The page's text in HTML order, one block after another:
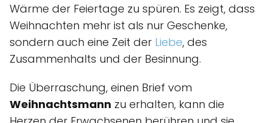
Wärme der Feiertage zu spüren. Es zeigt, dass
Weihnachten mehr ist als nur Geschenke,
sondern auch eine Zeit der Liebe, des
Zusammenhalts und der Besinnung.
Die Überraschung, einen Brief vom
Weihnachtsmann zu erhalten, kann die